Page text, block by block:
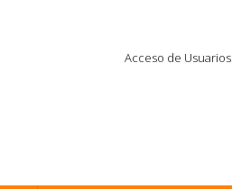
Acceso de Usuarios